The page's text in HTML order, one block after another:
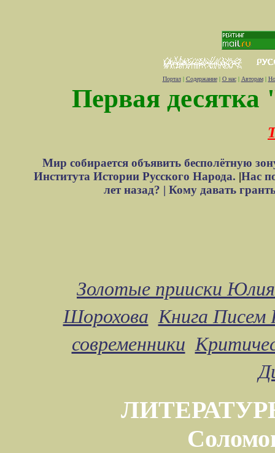
Портал| Содержание| О нас| Авторам|
Первая десятка
Мир собирается объявить бесполётную
Института Истории Русского Народа. |Нас
лет назад? | Кому давать
Золотые прииски
Шорохова Книга Писем
современники